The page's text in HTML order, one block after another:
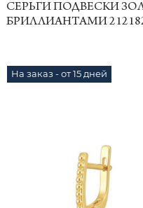
СЕРЬГИ ПОДВЕСКИ
БРИЛЛИАНТАМИ
На заказ - от 15 дней